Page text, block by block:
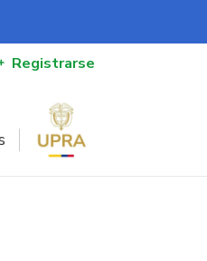
Registrarse